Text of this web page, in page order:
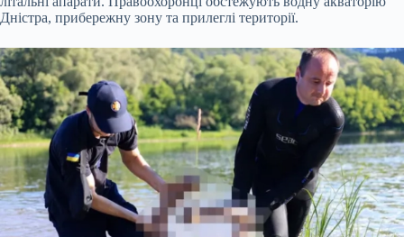
Дністра, прибережну зону та прилеглі території.